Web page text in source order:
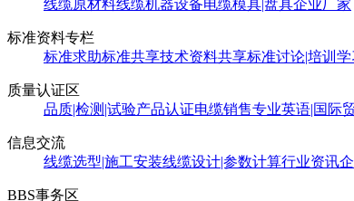
线缆原材料线缆机器设备电缆模具|盘具企业厂家
标准资料专栏
标准求助标准共享技术资料共享标准讨论|培训学
质量认证区
品质|检测|试验产品认证电缆销售专业英语|国际
信息交流
线缆选型|施工安装线缆设计|参数计算行业资讯
BBS事务区